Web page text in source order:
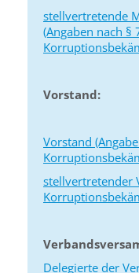
stellvertretende
(Angaben nach §
Vorstand:
Vorstand
stellvertretender
Delegierte der